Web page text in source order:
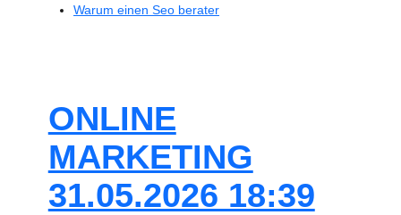
Warum einen Seo berater
ONLINE
MARKETING
31.05.2026 18:39